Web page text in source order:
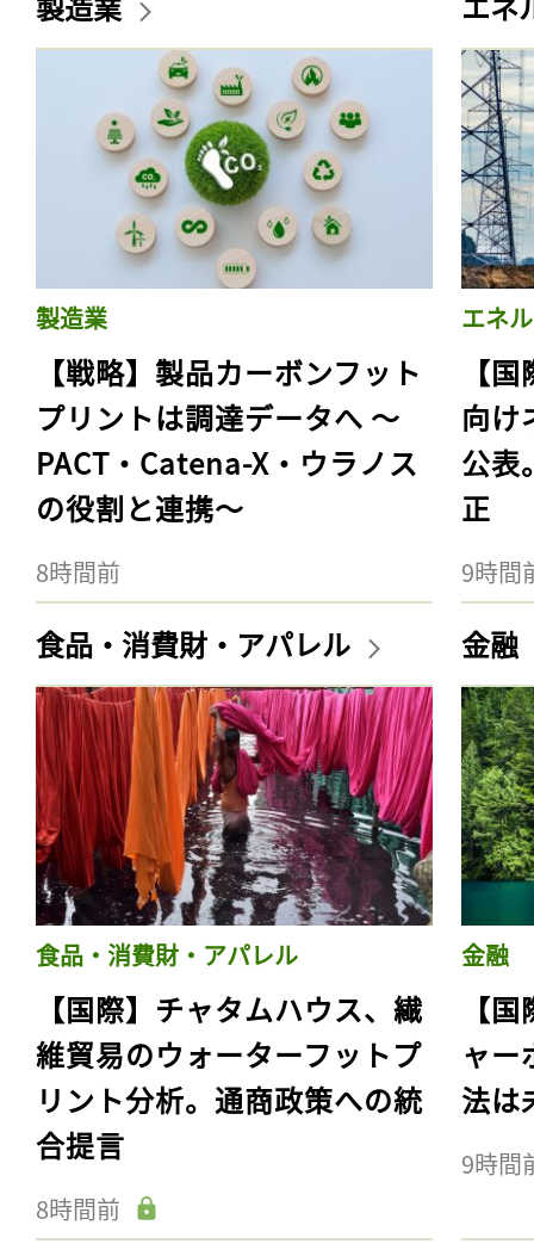
製造業
【戦略】製品カーボンフット
プリントは調達データへ 〜
PACT・Catena-X・ウラノス
の役割と連携〜
8時間前
エネ
【
向け
公表
正
9時間
食品・消費財・アパレル
食品・消費財・アパレル
【国際】チャタムハウス、繊
維貿易のウォーターフットプ
リント分析。通商政策への統
合提言
8時間前
金融
金融
【
ャー
法は
9時間